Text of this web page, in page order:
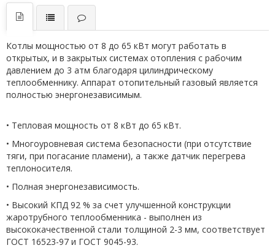
Котлы мощностью от 8 до 65 кВт могут работать в
открытых, и в закрытых системах отопления с рабочим
давлением до 3 атм благодаря цилиндрическому
теплообменнику. Аппарат отопительный газовый является
полностью энергонезависимым.
• Тепловая мощность от 8 кВт до 65 кВт.
• Многоуровневая система безопасности (при отсутствие
тяги, при погасание пламени), а также датчик перегрева
теплоносителя.
• Полная энергонезависимость.
• Высокий КПД 92 % за счет улучшенной конструкции
жаротрубного теплообменника - выполнен из
высококачественной стали толщиной 2-3 мм, соответствует
ГОСТ 16523-97 и ГОСТ 9045-93.